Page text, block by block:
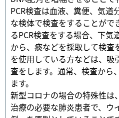
PCR検査は血液、糞便、気道
な検体で検査をすることがで
るPCR検査をする場合、下気
から、痰などを採取して検査
を使用している方などは、吸
査をします。通常、検査から
ます。
新型コロナの場合の特殊性は
治療の必要な肺炎患者で、ウ